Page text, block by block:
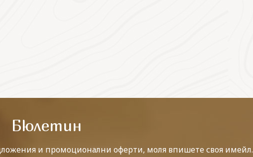
Бюлетин
и промоционални оферти, моля впишете своя имейл.